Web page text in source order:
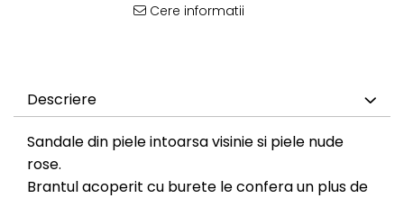
Cere informatii
Descriere
Sandale din piele intoarsa visinie si piele nude
rose.
Brantul acoperit cu burete le confera un plus de